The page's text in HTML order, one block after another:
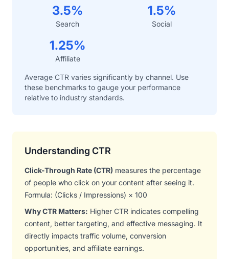
3.5%
Search
1.5%
Social
1.25%
Affiliate
Average CTR varies significantly by channel. Use
these benchmarks to gauge your performance
relative to industry standards.
Understanding CTR
Click-Through Rate (CTR) measures the percentage
of people who click on your content after seeing it.
Formula: (Clicks / Impressions) × 100
Why CTR Matters: Higher CTR indicates compelling
content, better targeting, and effective messaging. It
directly impacts traffic volume, conversion
opportunities, and affiliate earnings.